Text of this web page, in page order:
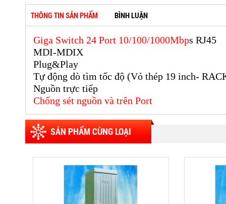
THÔNG TIN SẢN PHẨM BÌNH LUẬN
Giga Switch 24 Port 10/100/1000Mbps RJ45
MDI-MDIX
Plug&Play
Tự động dò tìm tốc độ (Vỏ thép 19 inch-
Nguồn trực tiếp
Chống sét nguồn và trên Port
SẢN PHẨM CÙNG LOẠI